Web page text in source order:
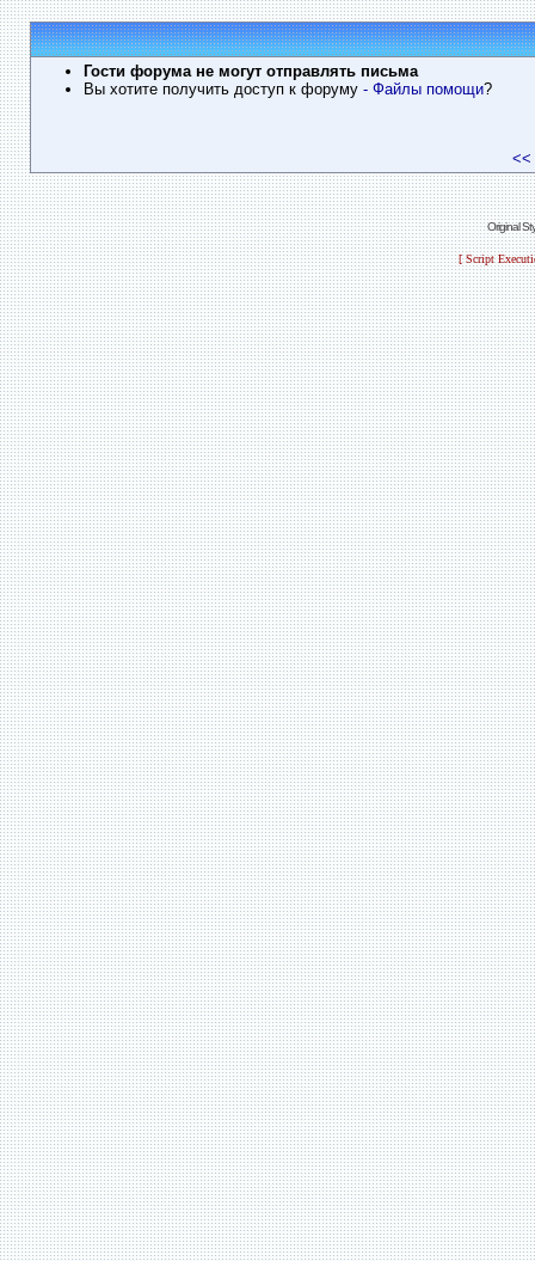
Гости форума не могут отправлять письма
Вы хотите получить доступ к форуму - Файлы помощи?
<<
Original
[ Script